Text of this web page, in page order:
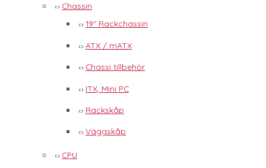
Chassin
19" Rackchassin
ATX / mATX
Chassi tillbehör
ITX, Mini PC
Rackskåp
Väggskåp
CPU